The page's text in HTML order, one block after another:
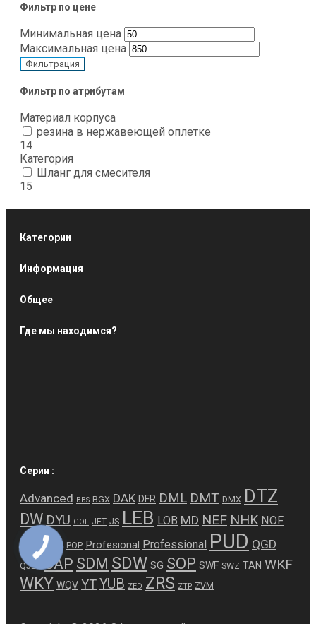
Фильтр по цене
Минимальная цена
Максимальная цена
Фильтрация
Фильтр по атрибутам
Материал корпуса
резина в нержавеющей оплетке
14
Категория
Шланг для смесителя
15
Категории
Информация
Общее
Где мы находимся?
Серии :
Advanced BBS BGX DAK DFR DML DMT DMX DTZ
DW DYU GOF JET JS LEB LOB MD NEF NHK NOF
PED POP Profesional Professional PUD QGD
QJED SAP SDM SDW SG SOP SWF SWZ TAN WKF
WKY WQV YTYUB ZED ZRS ZTP ZVM